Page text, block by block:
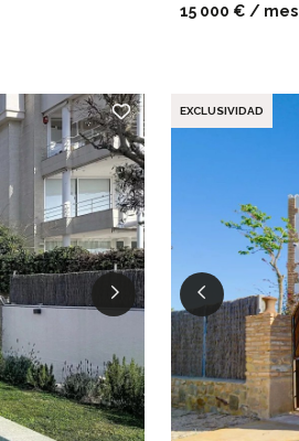
15 000 € / mes
EXCLUSIVIDAD